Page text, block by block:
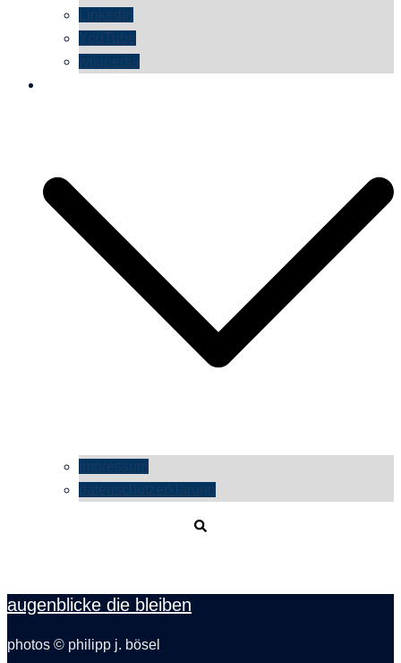
LinkedIn
YouTube
wikipedia
impressum
datenschutzerklärung
augenblicke die bleiben
photos © philipp j. bösel